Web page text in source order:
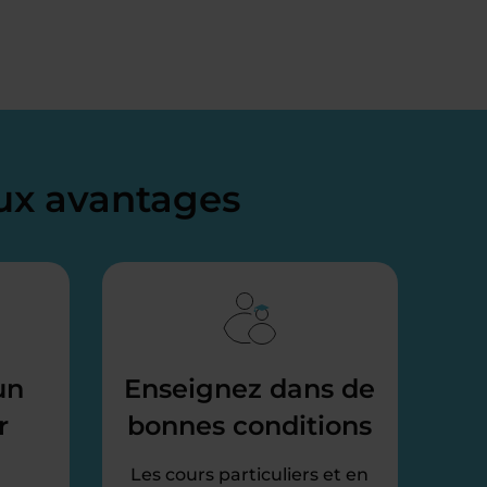
avantages
Enseignez dans de
bonnes conditions
Les cours particuliers et en